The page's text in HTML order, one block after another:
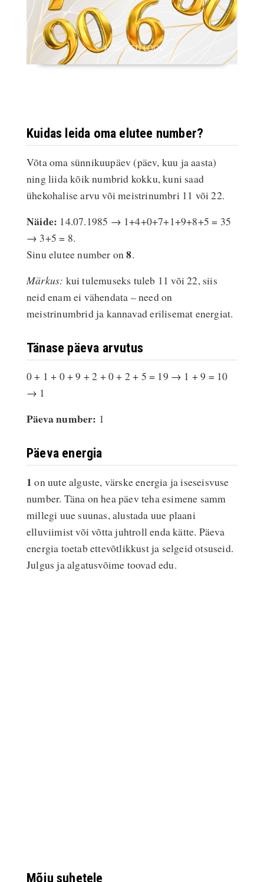
Kuidas leida oma elutee number?
Võta oma sünnikuupäev (päev, kuu ja aasta)
ning liida kõik numbrid kokku, kuni saad
ühekohalise arvu või meistrinumbri 11 või 22.
Näide: 14.07.1985 → 1+4+0+7+1+9+8+5 = 35
→ 3+5 = 8.
Sinu elutee number on8.
Märkus: kui tulemuseks tuleb 11 või 22, siis
neid enam ei vähendata – need on
meistrinumbrid ja kannavad erilisemat energiat.
Tänase päeva arvutus
0 + 1 + 0 + 9 + 2 + 0 + 2 + 5 = 19 → 1 + 9 = 10
→ 1
Päeva number: 1
Päeva energia
1 on uute alguste, värske energia ja iseseisvuse
number. Täna on hea päev teha esimene samm
millegi uue suunas, alustada uue plaani
elluviimist või võtta juhtroll enda kätte. Päeva
energia toetab ettevõtlikkust ja selgeid otsuseid.
Julgus ja algatusvõime toovad edu.
Mõju suhetele